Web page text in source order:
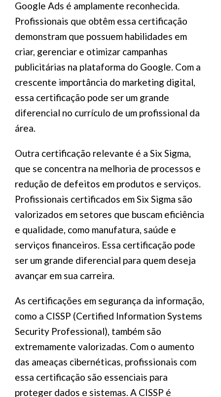
Google Ads é amplamente reconhecida.
Profissionais que obtêm essa certificação
demonstram que possuem habilidades em
criar, gerenciar e otimizar campanhas
publicitárias na plataforma do Google. Com a
crescente importância do marketing digital,
essa certificação pode ser um grande
diferencial no currículo de um profissional da
área.
Outra certificação relevante é a Six Sigma,
que se concentra na melhoria de processos e
redução de defeitos em produtos e serviços.
Profissionais certificados em Six Sigma são
valorizados em setores que buscam eficiência
e qualidade, como manufatura, saúde e
serviços financeiros. Essa certificação pode
ser um grande diferencial para quem deseja
avançar em sua carreira.
As certificações em segurança da informação,
como a CISSP (Certified Information Systems
Security Professional), também são
extremamente valorizadas. Com o aumento
das ameaças cibernéticas, profissionais com
essa certificação são essenciais para
proteger dados e sistemas. A CISSP é